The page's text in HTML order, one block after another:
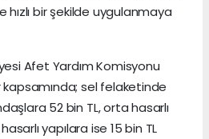
hızlı bir şekilde uygulanmaya
Afet Yardım Komisyonu
kapsamında; sel felaketinde
52 bin TL, orta hasarlı
yapılara ise 15 bin TL